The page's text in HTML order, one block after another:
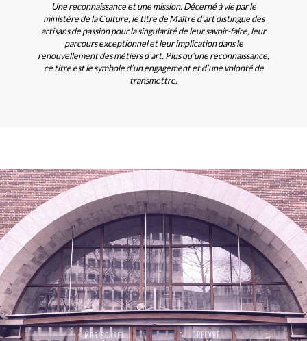
Une reconnaissance et une mission. Décerné à vie par le
ministère de la Culture, le titre de Maître d’art distingue des
artisans de passion pour la singularité de leur savoir-faire, leur
parcours exceptionnel et leur implication dans le
renouvellement des métiers d’art. Plus qu’une reconnaissance,
ce titre est le symbole d’un engagement et d’une volonté de
transmettre.